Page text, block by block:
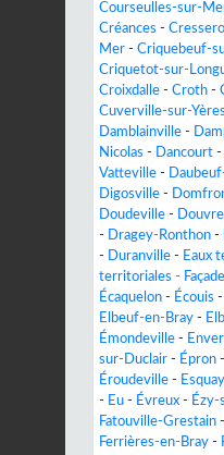
Courseulles-sur-
Créances -
Mer - Criquebeuf-
Criquetot-sur-
Croixdalle - Croth -
Cuverville-sur-Yères
Damblainville -
Nicolas - Dancourt -
Vatteville -
Digosville -
Doudeville -
-
Dragey-Ronthon -
-
Duranville - Eaux
territoriales -
Écaquelon - Écouis -
Elbeuf-en-Bray -
Émondeville -
sur-Duclair - Épron -
Éroudeville -
- Eu - Évreux - Ézy-
Fatouville-Grestain -
Ferrières-en-Bray -